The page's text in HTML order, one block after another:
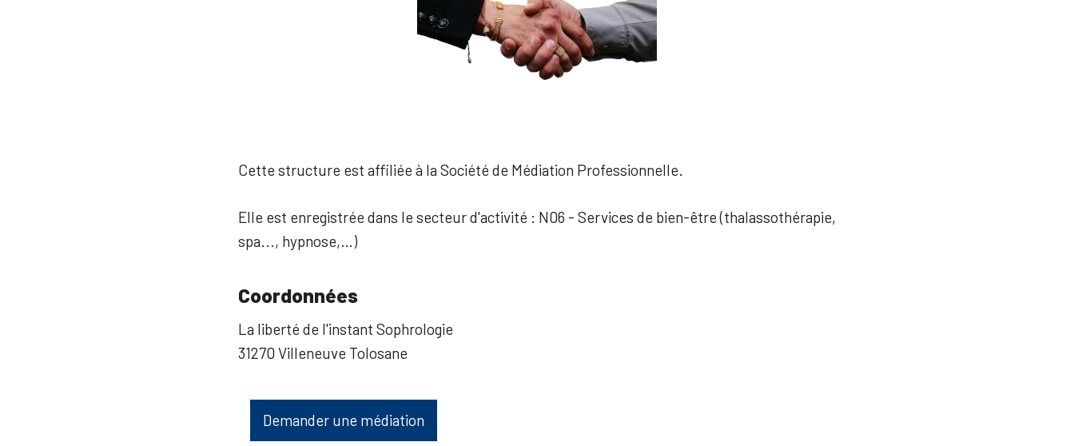
Cette structure est affiliée à la Société de Médiation Professionnelle.
Elle est enregistrée dans le secteur d'activité : N06 - Services de bien-être (thalassothérapie,
spa..., hypnose,…)
Coordonnées
La liberté de l'instant Sophrologie
31270 Villeneuve Tolosane
Demander une médiation